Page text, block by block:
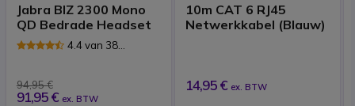
Jabra BIZ 2300 Mono
QD Bedrade Headset
4.4 van 38
94,95 €
91,95 € ex. BTW
10m CAT 6 RJ45
Netwerkkabel (Blauw)
14,95 € ex. BTW